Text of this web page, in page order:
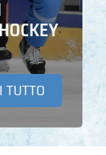
TUTTO